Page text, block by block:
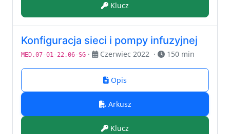
Klucz
Konfiguracja sieci i pompy infuzyjnej
MED.07-01-22.06-SG · Czerwiec 2022 · 150 min
Opis
Arkusz
Klucz